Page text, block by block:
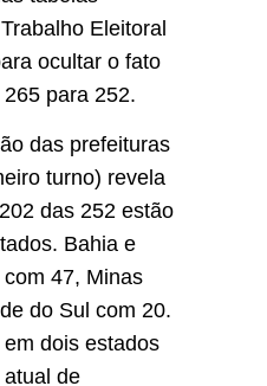
Eleitoral
ocultar o fato
para 252.
das prefeituras
turno) revela
das 252 estão
Bahia e
47, Minas
do Sul com 20.
dois estados
de